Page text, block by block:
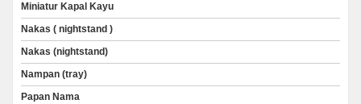
Miniatur Kapal Kayu
Nakas ( nightstand )
Nakas (nightstand)
Nampan (tray)
Papan Nama